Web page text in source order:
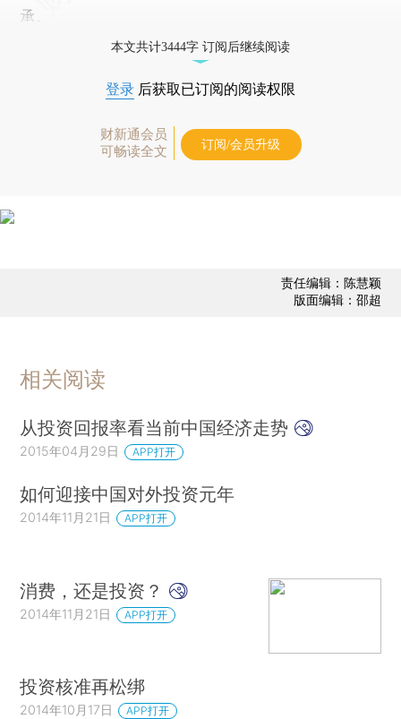
承。
本文共计3444字 订阅后继续阅读
登录 后获取已订阅的阅读权限
财新通会员
可畅读全文
订阅/会员升级
责任编辑：陈慧颖
版面编辑：邵超
相关阅读
从投资回报率看当前中国经济走势
2015年04月29日 APP打开
如何迎接中国对外投资元年
2014年11月21日 APP打开
消费，还是投资？
2014年11月21日 APP打开
投资核准再松绑
2014年10月17日 APP打开